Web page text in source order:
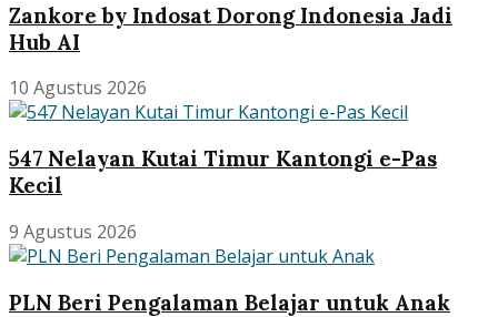
Zankore by Indosat Dorong Indonesia Jadi
Hub AI
10 Agustus 2026
547 Nelayan Kutai Timur Kantongi e-Pas
Kecil
9 Agustus 2026
PLN Beri Pengalaman Belajar untuk Anak